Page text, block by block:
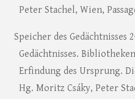
Peter Stachel, Wien,
Speicher des Gedächtnisses
Gedächtnisses.
Erfindung des Ursprung.
Hg. Moritz Csáky, Peter